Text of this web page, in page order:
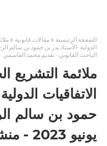
الصفحة الرئيسية مقالات قانونية
الباحث القانوني - تقديم محمد القاسمي
ملائمة التشريع
الاتفاقيات
يونيو